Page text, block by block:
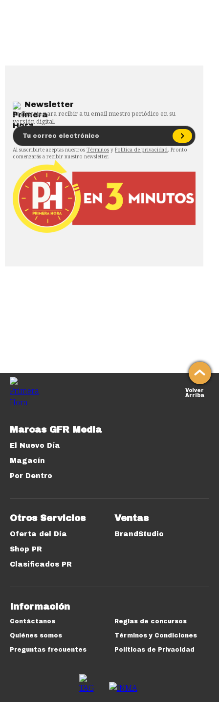
Newsletter
Regístrate para recibir a tu email nuestro periódico en su
versión digital.
Al suscribirte aceptas nuestros Términos y Política de privacidad. Pronto
comenzarás a recibir nuestro newsletter.
Volver
Arriba
Marcas GFR Media
El Nuevo Día
Magacín
Por Dentro
Otros Servicios
Oferta del Día
Shop PR
Clasificados PR
Ventas
BrandStudio
Información
Contáctanos
Quiénes somos
Preguntas frecuentes
Reglas de concursos
Términos y Condiciones
Políticas de Privacidad